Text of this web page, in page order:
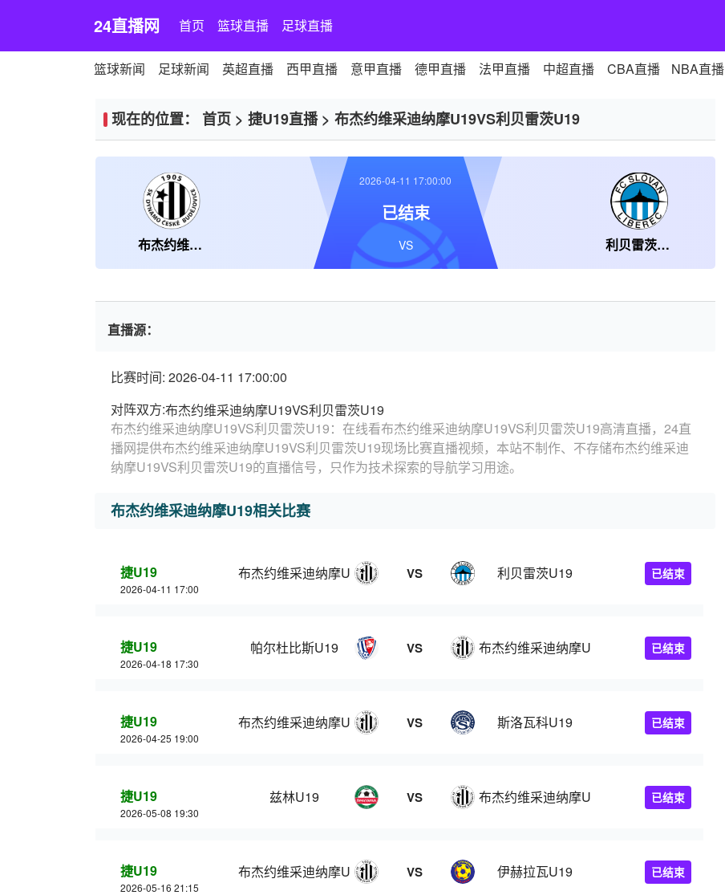
24直播网 首页 篮球直播 足球直播
篮球新闻 足球新闻 英超直播 西甲直播 意甲直播 德甲直播 法甲直播 中超直播 CBA直播 NBA直播
现在的位置： 首页 > 捷U19直播> 布杰约维采迪纳摩U19VS利贝雷茨U19
布杰约维采迪纳摩U19 利贝雷茨U19
2026-04-11 17:00:00
已结束
VS
直播源：
比赛时间: 2026-04-11 17:00:00
对阵双方:布杰约维采迪纳摩U19VS利贝雷茨U19
布杰约维采迪纳摩U19VS利贝雷茨U19：在线看布杰约维采迪纳摩U19VS利贝雷茨U19高清直播，24直
播网提供布杰约维采迪纳摩U19VS利贝雷茨U19现场比赛直播视频，本站不制作、不存储布杰约维采迪
纳摩U19VS利贝雷茨U19的直播信号，只作为技术探索的导航学习用途。
布杰约维采迪纳摩U19相关比赛
捷U19
2026-04-11 17:00
布杰约维采迪纳摩U19 VS 利贝雷茨U19 已结束
捷U19
2026-04-18 17:30
帕尔杜比斯U19 VS 布杰约维采迪纳摩U19 已结束
捷U19
2026-04-25 19:00
布杰约维采迪纳摩U19 VS 斯洛瓦科U19 已结束
捷U19
2026-05-08 19:30
兹林U19 VS 布杰约维采迪纳摩U19 已结束
捷U19
2026-05-16 21:15
布杰约维采迪纳摩U19 VS 伊赫拉瓦U19 已结束